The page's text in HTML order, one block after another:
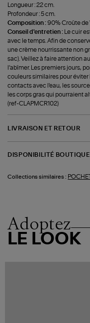
Longueur : 22 cm.
Profondeur : 5 cm.
Composition : 90% Croûte de
Conseil d'entretien :
Le cuir
avec le temps. Afin de
une crème nourrissante non
sac). Veillez à faire attention
l’abîmer. Les premiers jours,
couleurs similaires pour
contacts avec l'eau, les
les corps gras qui pourraient
(ref-CLAPMCR102)
LIVRAISON ET RETOUR
DISPONIBILITÉ BOUTIQUE
Collections similaires :
Adoptez
LE LOOK